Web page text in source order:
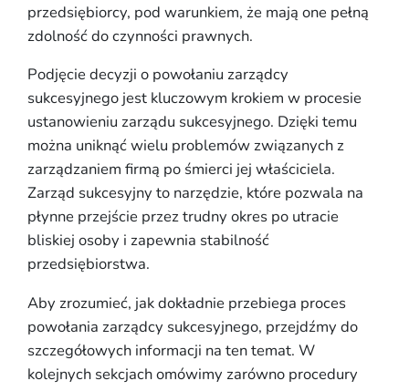
przedsiębiorcy, pod warunkiem, że mają one pełną
zdolność do czynności prawnych.
Podjęcie decyzji o powołaniu zarządcy
sukcesyjnego jest kluczowym krokiem w procesie
ustanowieniu zarządu sukcesyjnego. Dzięki temu
można uniknąć wielu problemów związanych z
zarządzaniem firmą po śmierci jej właściciela.
Zarząd sukcesyjny to narzędzie, które pozwala na
płynne przejście przez trudny okres po utracie
bliskiej osoby i zapewnia stabilność
przedsiębiorstwa.
Aby zrozumieć, jak dokładnie przebiega proces
powołania zarządcy sukcesyjnego, przejdźmy do
szczegółowych informacji na ten temat. W
kolejnych sekcjach omówimy zarówno procedury